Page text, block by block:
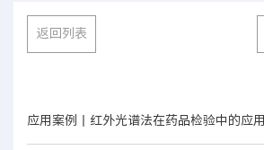
返回列表
应用案例丨红外光谱法在药品检验中的应用